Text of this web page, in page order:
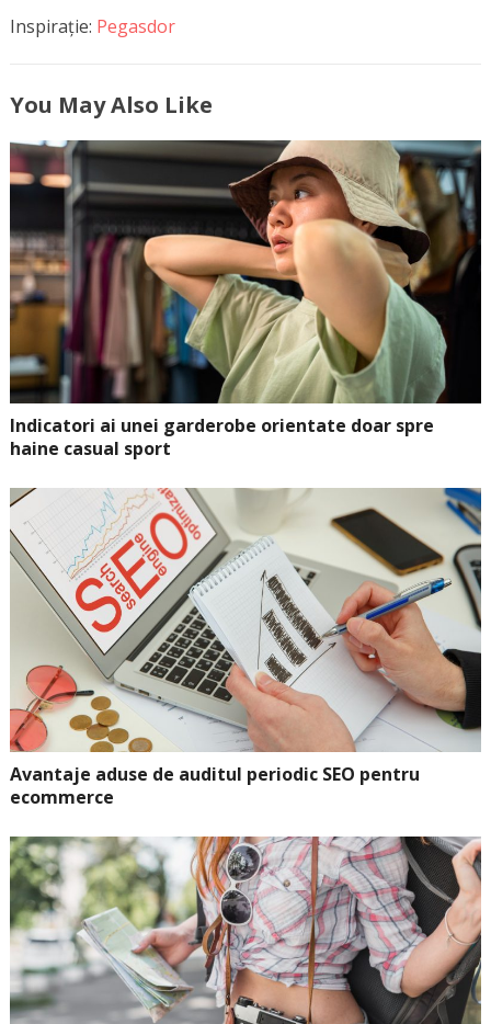
Inspirație: Pegasdor
You May Also Like
Indicatori ai unei garderobe orientate doar spre
haine casual sport
Avantaje aduse de auditul periodic SEO pentru
ecommerce